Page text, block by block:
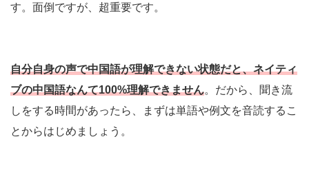
す。面倒ですが、超重要です。
自分自身の声で中国語が理解できない状態だと、ネイティ
ブの中国語なんて100%理解できません。だから、聞き流
しをする時間があったら、まずは単語や例文を音読するこ
とからはじめましょう。